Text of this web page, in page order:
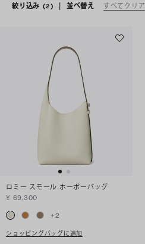
絞り込み (2) | 並べ替え すべてクリア
ロミー スモール ホーボーバッグ
¥ 69,300
+2
ショッピングバッグに追加